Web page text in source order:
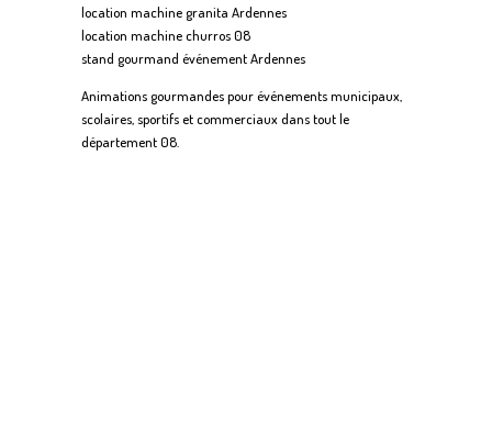
location machine granita Ardennes
location machine churros 08
stand gourmand événement Ardennes
Animations gourmandes pour événements municipaux,
scolaires, sportifs et commerciaux dans tout le
département 08.